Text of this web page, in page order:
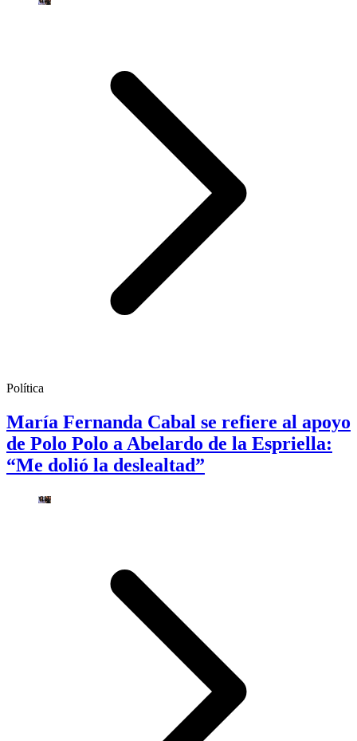
Política
María Fernanda Cabal se refiere al apoyo
de Polo Polo a Abelardo de la Espriella:
“Me dolió la deslealtad”